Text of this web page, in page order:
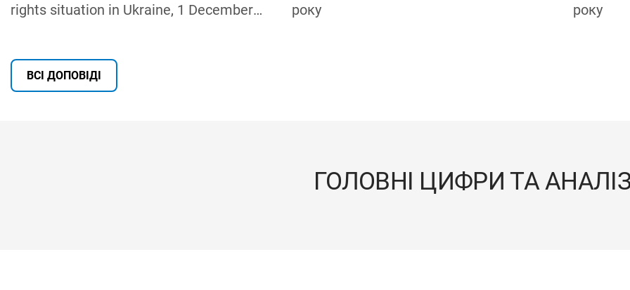
rights situation in Ukraine, 1 December
року
року
ВСІ ДОПОВІДІ
ГОЛОВНІ ЦИФРИ ТА